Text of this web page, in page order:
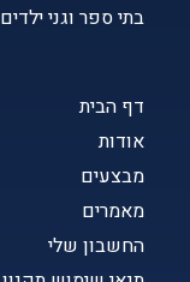
דף הבית
אודות
מבצעים
מאמרים
החשבון שלי
בתי ספר וגני ילדים